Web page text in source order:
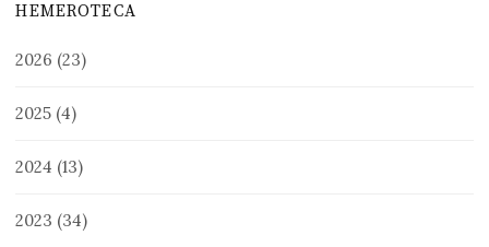
HEMEROTECA
2026 (23)
2025 (4)
2024 (13)
2023 (34)